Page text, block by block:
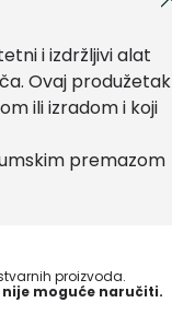
i izdržljivi alat
Ovaj produžetak
ili izradom i koji
premazom
proizvoda.
moguće naručiti.